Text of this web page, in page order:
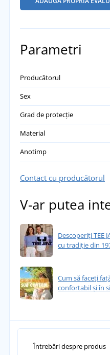
Parametri
Producătorul
Sex
Grad de protecție
Material
Anotimp
Contact cu producătorul
V-ar putea
Descoperiți TEE
cu tradiție din
Cum să faceți
confortabil și în
Întrebări despre produs